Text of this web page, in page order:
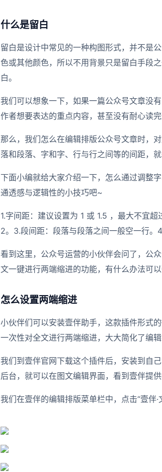
什么是留白
留白是设计中常见的一种构图形式，并不是
色或其他颜色，所以不用背景只是留白手段
白。
我们可以想象一下，如果一篇公众号文章没
作者想要表达的重点内容，甚至没有耐心读
那么，我们怎么在编辑排版公众号文章时，
落和段落、字和字、行与行之间等的间距，
下面小编就给大家介绍一下，怎么通过调整
通透感与逻辑性的小技巧吧~
1.字间距：建议设置为 1 或 1.5 ，最大不宜
2。3.段间距：段落与段落之间一般空一行。
看到这里，公众号运营的小伙伴会问了，公
文一键进行两端缩进的功能，有什么办法可
怎么设置两端缩进
小伙伴们可以安装壹伴助手，这款插件形式
一次性对全文进行两端缩进，大大简化了编
我们到壹伴官网下载这个插件后，安装到自
后台，就可以在图文编辑界面，看到壹伴提供
我们在壹伴的编辑排版菜单栏中，点击“壹伴·